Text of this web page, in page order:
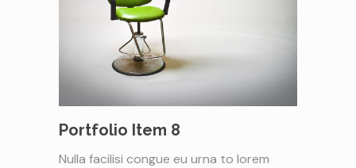
Portfolio Item 8
Nulla facilisi congue eu urna to lorem